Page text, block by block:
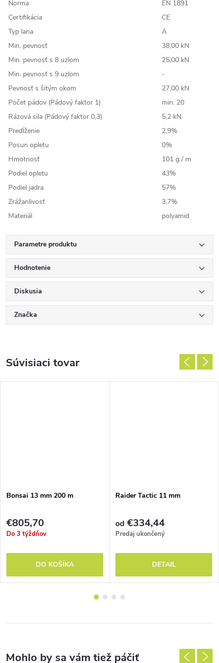
Norma
EN 1891
Certifikácia
CE
Typ lana
A
Min. pevnosť
38,00 kN
Min. pevnosť s 8 uzlom
25,00 kN
Min. pevnosť s 9 uzlom
-
Pevnosť s šitým okom
27,00 kN
Počet pádov (Pádový faktor 1)
min. 20
Rázová sila (Pádový faktor 0,3)
5,2 kN
Predĺženie
2,9%
Posun opletu
0%
Hmotnosť
101 g / m
Podiel opletu
43%
Podiel jadra
57%
Zrážanlivosť
3,7%
Materiál
polyamid
Parametre produktu
Hodnotenie
Diskusia
Značka
Súvisiaci tovar
Bonsai 13 mm 200 m
€805,70
Do 3 týždňov
DO KOŠÍKA
Raider Tactic 11 mm
od €334,44
Predaj ukončený
DETAIL